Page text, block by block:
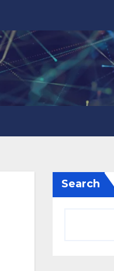
Search